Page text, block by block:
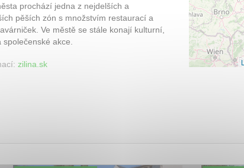
prochází jedna z nejdelších a
pěších zón s množstvím restaurací a
Ve městě se stále konají kulturní,
akce.
zilina.sk